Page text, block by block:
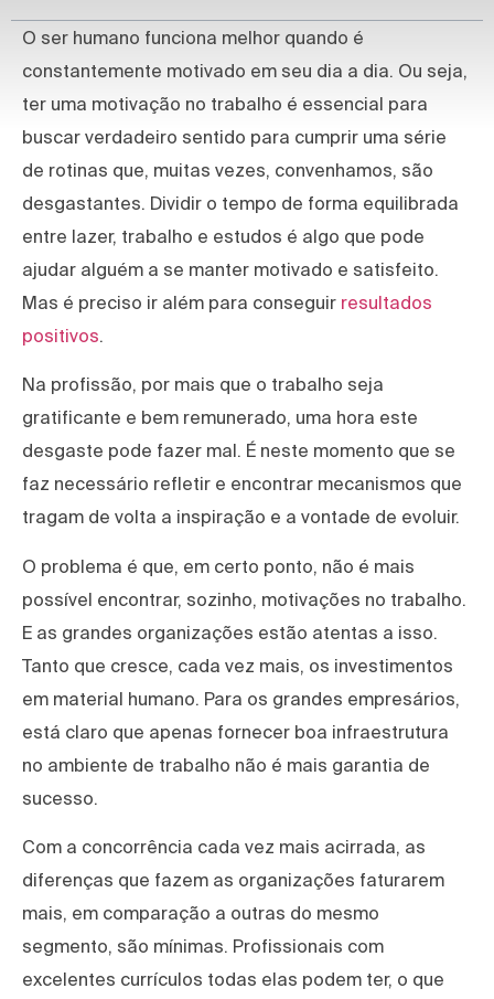
O ser humano funciona melhor quando é
constantemente motivado em seu dia a dia. Ou seja,
ter uma motivação no trabalho é essencial para
buscar verdadeiro sentido para cumprir uma série
de rotinas que, muitas vezes, convenhamos, são
desgastantes. Dividir o tempo de forma equilibrada
entre lazer, trabalho e estudos é algo que pode
ajudar alguém a se manter motivado e satisfeito.
Mas é preciso ir além para conseguir resultados
positivos.
Na profissão, por mais que o trabalho seja
gratificante e bem remunerado, uma hora este
desgaste pode fazer mal. É neste momento que se
faz necessário refletir e encontrar mecanismos que
tragam de volta a inspiração e a vontade de evoluir.
O problema é que, em certo ponto, não é mais
possível encontrar, sozinho, motivações no trabalho.
E as grandes organizações estão atentas a isso.
Tanto que cresce, cada vez mais, os investimentos
em material humano. Para os grandes empresários,
está claro que apenas fornecer boa infraestrutura
no ambiente de trabalho não é mais garantia de
sucesso.
Com a concorrência cada vez mais acirrada, as
diferenças que fazem as organizações faturarem
mais, em comparação a outras do mesmo
segmento, são mínimas. Profissionais com
excelentes currículos todas elas podem ter, o que